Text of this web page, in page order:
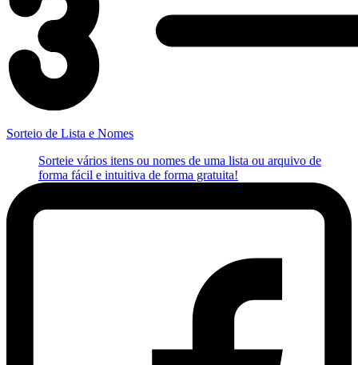
Sorteio de Lista e Nomes
Sorteie vários itens ou nomes de uma lista ou arquivo de
forma fácil e intuitiva de forma gratuita!